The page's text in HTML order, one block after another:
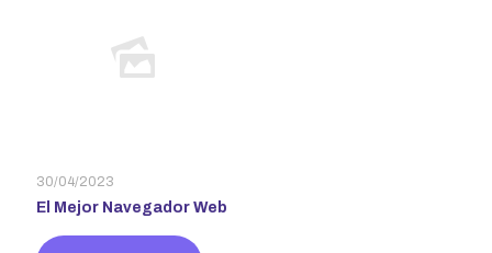
30/04/2023
El Mejor Navegador Web